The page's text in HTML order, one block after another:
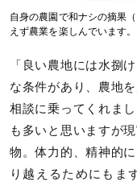
自身の農園で和ナシの摘果
えず農業を楽しんでいます。
「良い農地には水捌
な条件があり、農地
相談に乗ってくれま
も多いと思いますが
物。体力的、精神的
り越えるためにもま